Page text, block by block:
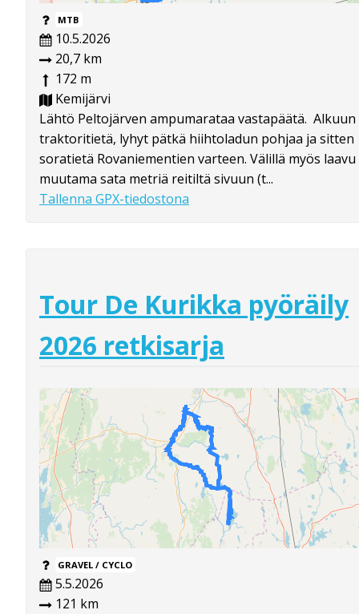
MTB
10.5.2026
20,7 km
172 m
Kemijärvi
Lähtö Peltojärven ampumarataa vastapäätä. Alkuun
traktoritietä, lyhyt pätkä hiihtoladun pohjaa ja sitten
soratietä Rovaniementien varteen. Välillä myös laavu
muutama sata metriä reitiltä sivuun (t...
Tallenna GPX-tiedostona
Tour De Kurikka pyöräily
2026 retkisarja
GRAVEL / CYCLO
5.5.2026
121 km